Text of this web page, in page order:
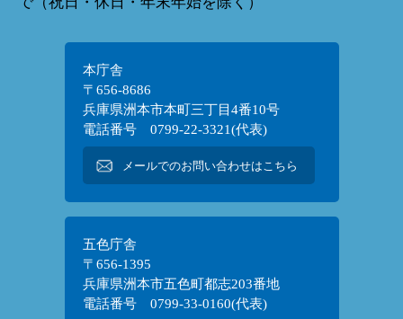
本庁舎
〒656-8686
兵庫県洲本市本町三丁目4番10号
電話番号 0799-22-3321(代表)
メールでのお問い合わせはこちら
五色庁舎
〒656-1395
兵庫県洲本市五色町都志203番地
電話番号 0799-33-0160(代表)